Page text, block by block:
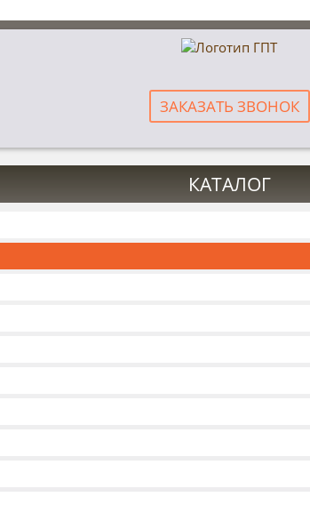
ЗАКАЗАТЬ ЗВОНОК
КАТАЛОГ